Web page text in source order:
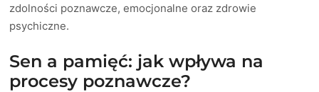
zdolności poznawcze, emocjonalne oraz zdrowie
psychiczne.
Sen a pamięć: jak wpływa na
procesy poznawcze?